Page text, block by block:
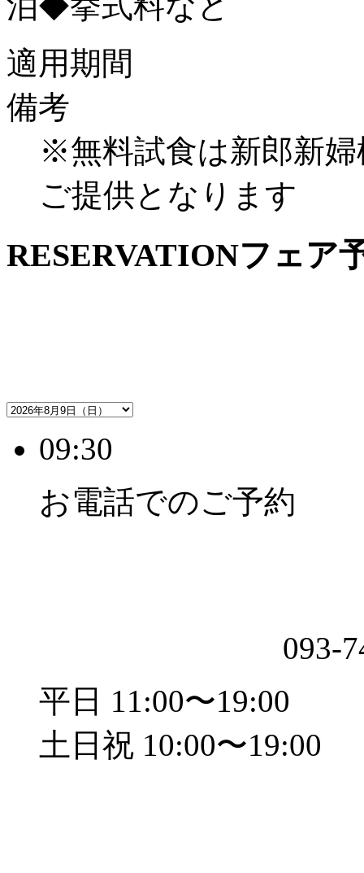
適用期間
備考
※無料試食は新郎新
ご提供となります
RESERVATIONフェア
09:30
お電話でのご予約
093-
平日 11:00〜19:00
土日祝 10:00〜19:00